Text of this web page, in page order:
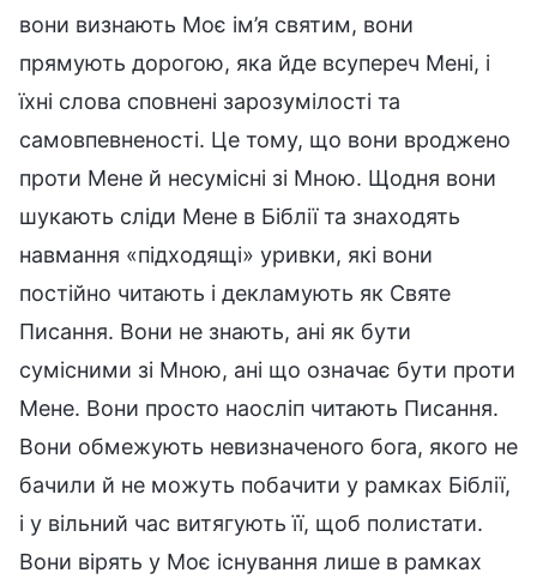
вони визнають Моє ім’я святим, вони
прямують дорогою, яка йде всупереч Мені, і
їхні слова сповнені зарозумілості та
самовпевненості. Це тому, що вони вроджено
проти Мене й несумісні зі Мною. Щодня вони
шукають сліди Мене в Біблії та знаходять
навмання «підходящі» уривки, які вони
постійно читають і декламують як Святе
Писання. Вони не знають, ані як бути
сумісними зі Мною, ані що означає бути проти
Мене. Вони просто наосліп читають Писання.
Вони обмежують невизначеного бога, якого не
бачили й не можуть побачити у рамках Біблії,
і у вільний час витягують її, щоб полистати.
Вони вірять у Моє існування лише в рамках